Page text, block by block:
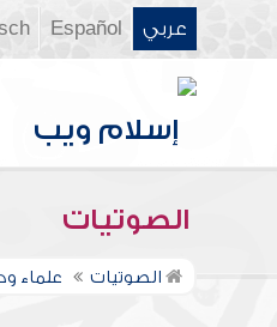
عربي Español
الصوتيات
الصوتيات علماء